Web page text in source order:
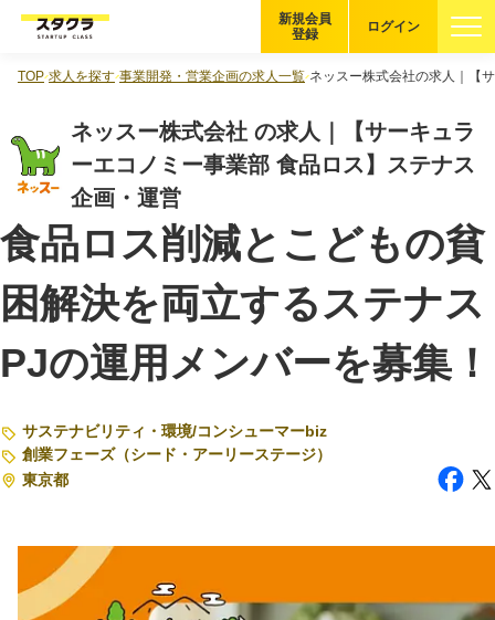
企業を探す
スタクラが選ばれる理由
スタートアップ厳選の仕組み
紹介する企業について
登録者の転職・副業実績
Startup Magazine
注目スタートアップ
イベント・セミナー
ログイン
新規会員
登録
TOP 求人を探す 事業開発・営業企画の求人一覧 ネッスー株式会社の求人｜【
ネッスー株式会社 の求人｜【サーキュラ
ーエコノミー事業部 食品ロス】ステナス
企画・運営
食品ロス削減とこどもの貧
困解決を両立するステナス
PJの運用メンバーを募集！
サステナビリティ・環境/コンシューマーbiz
創業フェーズ（シード・アーリーステージ）
東京都